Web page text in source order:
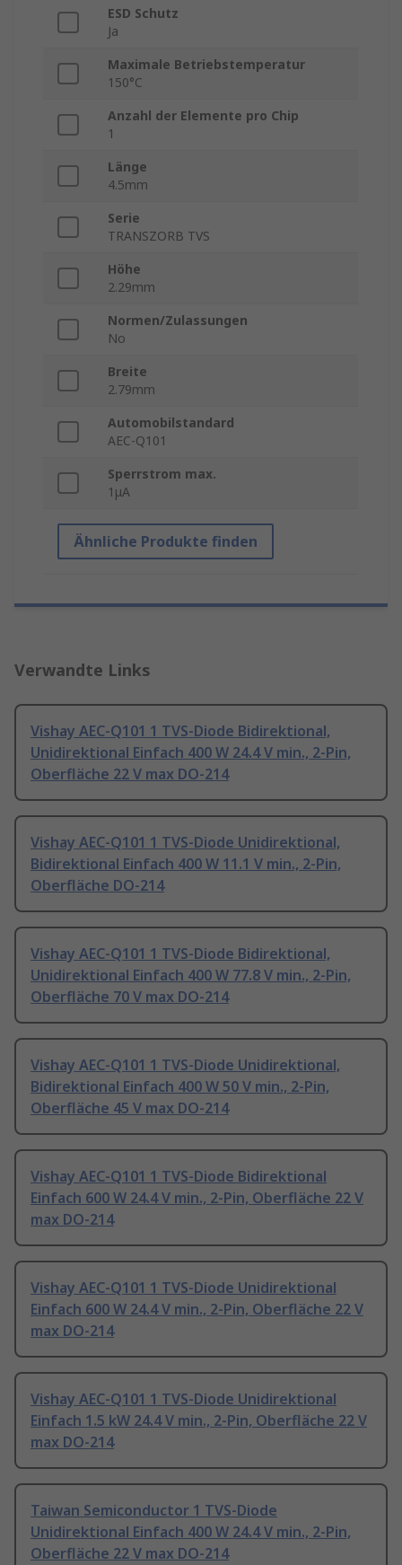
ESD Schutz
Ja
Maximale Betriebstemperatur
150°C
Anzahl der Elemente pro Chip
1
Länge
4.5mm
Serie
TRANSZORB TVS
Höhe
2.29mm
Normen/Zulassungen
No
Breite
2.79mm
Automobilstandard
AEC-Q101
Sperrstrom max.
1μA
Ähnliche Produkte finden
Verwandte Links
Vishay AEC-Q101 1 TVS-Diode Bidirektional,
Unidirektional Einfach 400 W 24.4 V min., 2-Pin,
Oberfläche 22 V max DO-214
Vishay AEC-Q101 1 TVS-Diode Unidirektional,
Bidirektional Einfach 400 W 11.1 V min., 2-Pin,
Oberfläche DO-214
Vishay AEC-Q101 1 TVS-Diode Bidirektional,
Unidirektional Einfach 400 W 77.8 V min., 2-Pin,
Oberfläche 70 V max DO-214
Vishay AEC-Q101 1 TVS-Diode Unidirektional,
Bidirektional Einfach 400 W 50 V min., 2-Pin,
Oberfläche 45 V max DO-214
Vishay AEC-Q101 1 TVS-Diode Bidirektional
Einfach 600 W 24.4 V min., 2-Pin, Oberfläche 22 V
max DO-214
Vishay AEC-Q101 1 TVS-Diode Unidirektional
Einfach 600 W 24.4 V min., 2-Pin, Oberfläche 22 V
max DO-214
Vishay AEC-Q101 1 TVS-Diode Unidirektional
Einfach 1.5 kW 24.4 V min., 2-Pin, Oberfläche 22 V
max DO-214
Taiwan Semiconductor 1 TVS-Diode
Unidirektional Einfach 400 W 24.4 V min., 2-Pin,
Oberfläche 22 V max DO-214